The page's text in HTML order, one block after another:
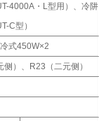
4000A・L型用）、冷阱
C型）
式450W×2
侧）、R23（二元侧）